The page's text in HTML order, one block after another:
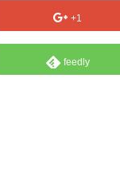
+1
feedly